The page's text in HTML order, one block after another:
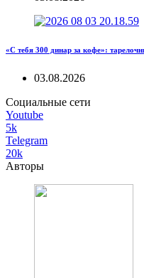
«С тебя 300 динар за кофе»:
03.08.2026
Социальные сети
Youtube
5k
Telegram
20k
Авторы